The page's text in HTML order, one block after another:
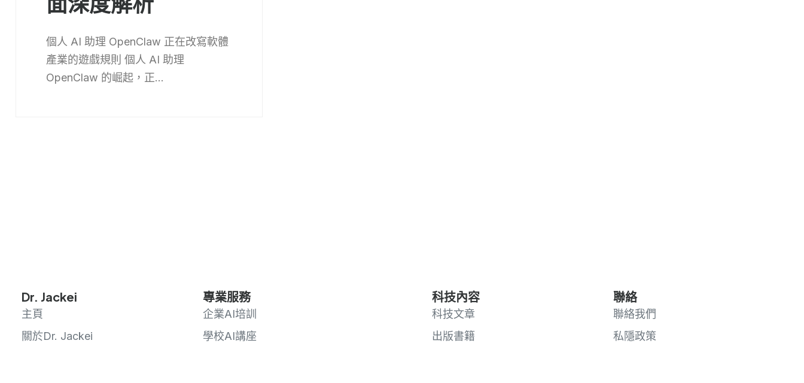
個人 AI 助理 OpenClaw 正在改寫軟體
產業的遊戲規則 個人 AI 助理
OpenClaw 的崛起，正...
Dr. Jackei
主頁
關於Dr. Jackei
專業服務
企業AI培訓
學校AI講座
科技內容
科技文章
出版書籍
聯絡
聯絡我們
私隱政策